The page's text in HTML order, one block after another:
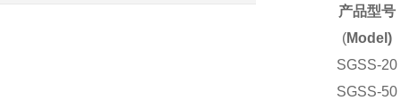
产品型号
(Model)
SGSS-20
SGSS-50